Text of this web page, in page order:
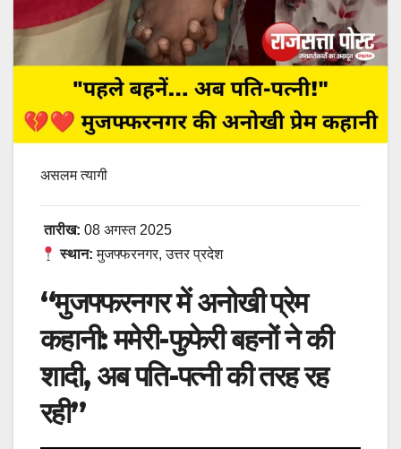
असलम त्यागी
तारीख: 08 अगस्त 2025
स्थान: मुजफ्फरनगर, उत्तर प्रदेश
“मुजफ्फरनगर में अनोखी प्रेम
कहानी: ममेरी-फुफेरी बहनों ने की
शादी, अब पति-पत्नी की तरह रह
रही”